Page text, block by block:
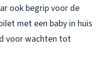
ook begrip voor de
met een baby in huis
voor wachten tot